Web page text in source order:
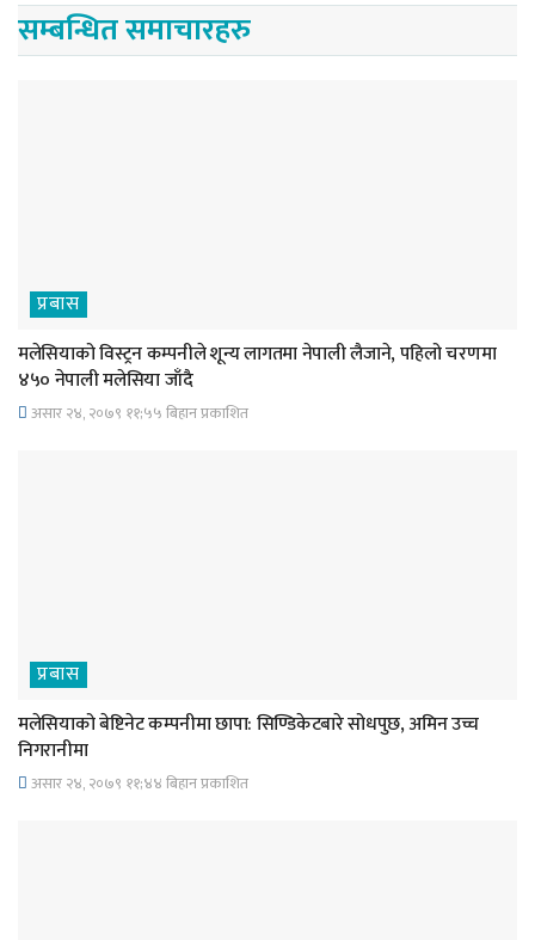
सम्बन्धित समाचारहरु
प्रबास
मलेसियाको विस्ट्रन कम्पनीले शून्य लागतमा नेपाली लैजाने, पहिलो चरणमा
४५० नेपाली मलेसिया जाँदै
असार २४, २०७९ ११;५५ बिहान प्रकाशित
प्रबास
मलेसियाको बेष्टिनेट कम्पनीमा छापा: सिण्डिकेटबारे सोधपुछ, अमिन उच्च
निगरानीमा
असार २४, २०७९ ११;४४ बिहान प्रकाशित